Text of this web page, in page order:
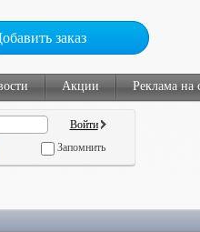
заказ
Акции Реклама на
Запомнить